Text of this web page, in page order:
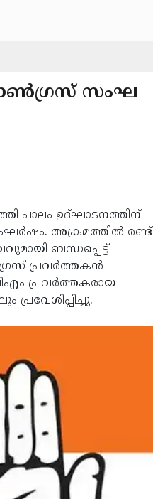
സംഘ
പാലം ഉദ്ഘാടനത്തിന്
അക്രമത്തില്‍ രണ്ട്
ബന്ധപ്പെട്ട്
പ്രവര്‍ത്തകന്‍
പ്രവര്‍ത്തകരായ